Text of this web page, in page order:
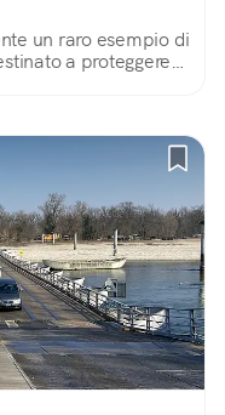
un raro esempio di